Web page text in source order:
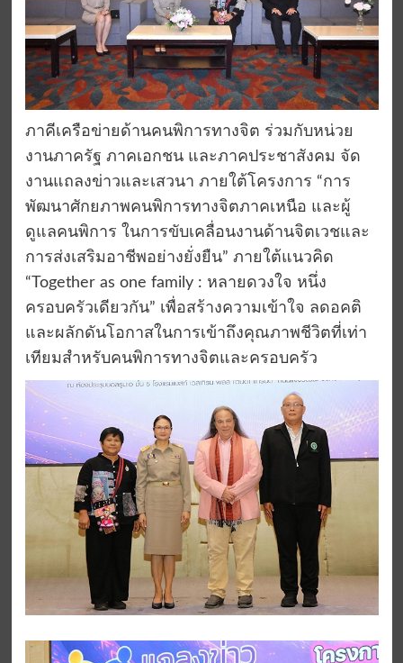
ภาคีเครือข่ายด้านคนพิการทางจิต ร่วมกับหน่วย
งานภาครัฐ ภาคเอกชน และภาคประชาสังคม จัด
งานแถลงข่าวและเสวนา ภายใต้โครงการ “การ
พัฒนาศักยภาพคนพิการทางจิตภาคเหนือ และผู้
ดูแลคนพิการ ในการขับเคลื่อนงานด้านจิตเวชและ
การส่งเสริมอาชีพอย่างยั่งยืน” ภายใต้แนวคิด
“Together as one family : หลายดวงใจ หนึ่ง
ครอบครัวเดียวกัน” เพื่อสร้างความเข้าใจ ลดอคติ
และผลักดันโอกาสในการเข้าถึงคุณภาพชีวิตที่เท่า
เทียมสำหรับคนพิการทางจิตและครอบครัว